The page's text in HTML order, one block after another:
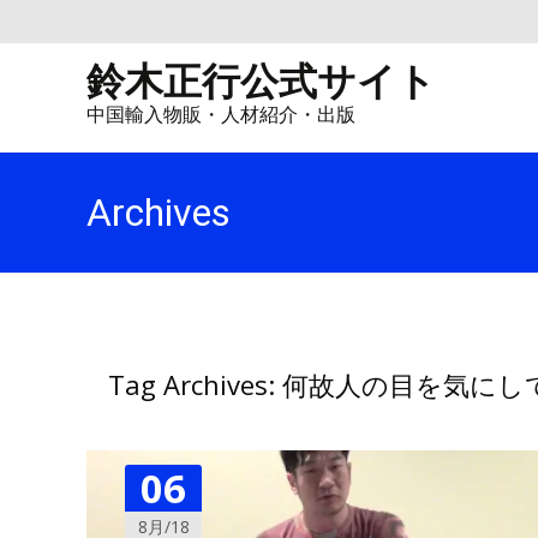
鈴木正行公式サイト
中国輸入物販・人材紹介・出版
Archives
Tag Archives: 何故人の目を気に
06
8月/18